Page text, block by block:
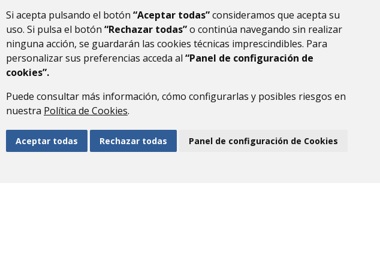
Si acepta pulsando el botón “Aceptar todas”consideramos que acepta su
uso. Si pulsa el botón “Rechazar todas”o continúa navegando sin realizar
ninguna acción, se guardarán las cookies técnicas imprescindibles. Para
personalizar sus preferencias acceda al “Panel de configuración de
cookies”.
Puede consultar más información, cómo configurarlas y posibles riesgos en
nuestra Política de Cookies.
Aceptar todas Rechazar todas Panel de configuración de Cookies
- ARAGÓN (ESPAÑA)
AVISO LEGAL PROTECCIÓN DE DATOS